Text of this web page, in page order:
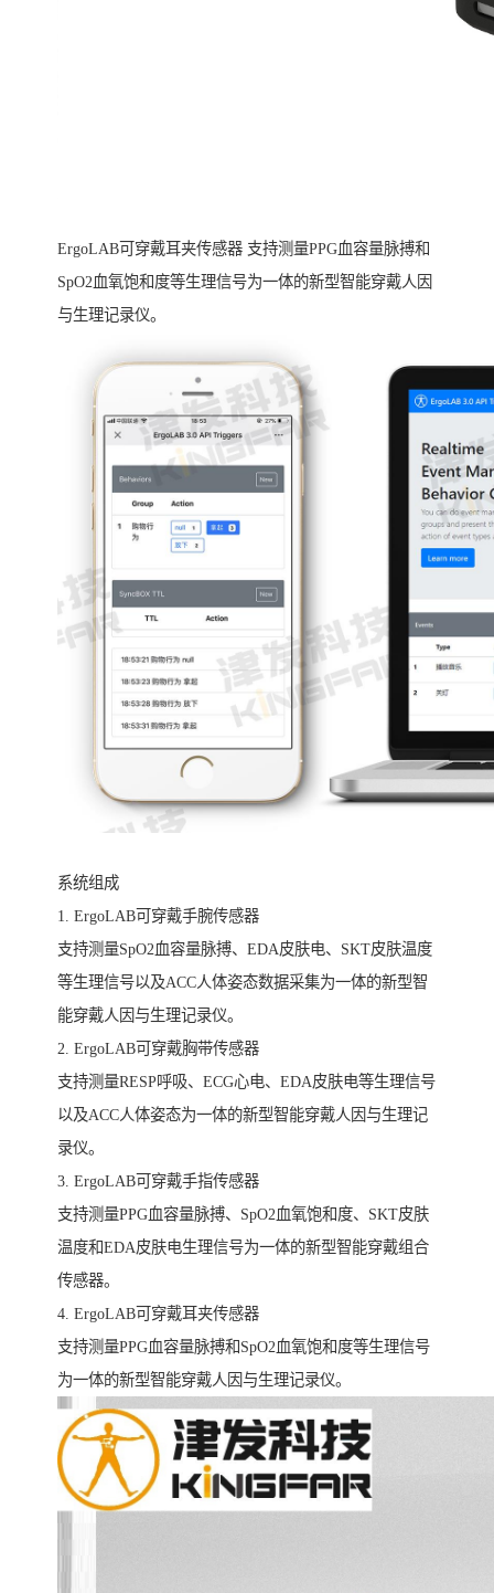
ErgoLAB可穿戴耳夹传感器 支持测量PPG血容量脉搏和
SpO2血氧饱和度等生理信号为一体的新型智能穿戴人因
与生理记录仪。
系统组成
1. ErgoLAB可穿戴手腕传感器
支持测量SpO2血容量脉搏、EDA皮肤电、SKT皮肤温度
等生理信号以及ACC人体姿态数据采集为一体的新型智
能穿戴人因与生理记录仪。
2. ErgoLAB可穿戴胸带传感器
支持测量RESP呼吸、ECG心电、EDA皮肤电等生理信号
以及ACC人体姿态为一体的新型智能穿戴人因与生理记
录仪。
3. ErgoLAB可穿戴手指传感器
支持测量PPG血容量脉搏、SpO2血氧饱和度、SKT皮肤
温度和EDA皮肤电生理信号为一体的新型智能穿戴组合
传感器。
4. ErgoLAB可穿戴耳夹传感器
支持测量PPG血容量脉搏和SpO2血氧饱和度等生理信号
为一体的新型智能穿戴人因与生理记录仪。